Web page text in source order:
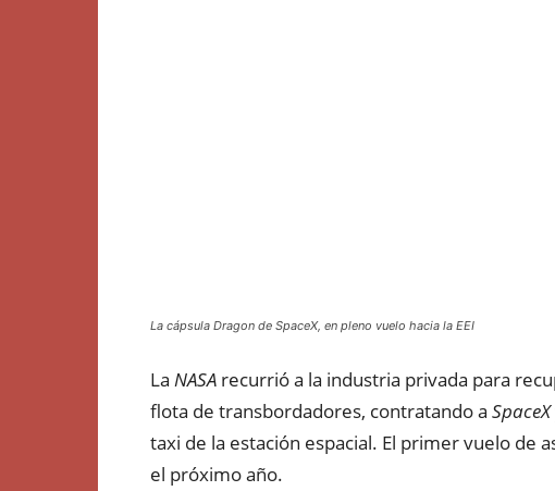
La cápsula Dragon de SpaceX, en pleno vuelo hacia la EEI
La NASA recurrió a la industria privada para
flota de transbordadores, contratando a SpaceX
taxi de la estación espacial. El primer vuelo de
el próximo año.